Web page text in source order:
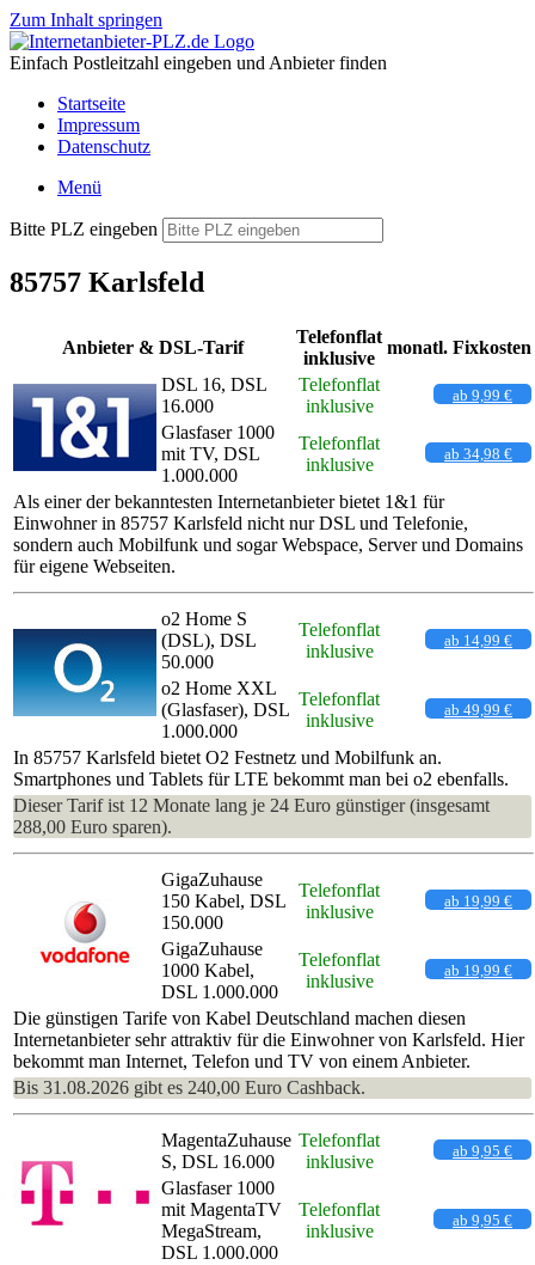
Zum Inhalt springen
Einfach Postleitzahl eingeben und Anbieter finden
Startseite
Impressum
Datenschutz
Menü
Bitte PLZ eingeben
85757 Karlsfeld
Anbieter & DSL-Tarif
Telefonflat
inklusive
monatl. Fixkosten
DSL 16, DSL
16.000
Telefonflat
inklusive
ab 9,99 €
Glasfaser 1000
mit TV, DSL
1.000.000
Telefonflat
inklusive
ab 34,98 €
Als einer der bekanntesten Internetanbieter bietet 1&1 für
Einwohner in 85757 Karlsfeld nicht nur DSL und Telefonie,
sondern auch Mobilfunk und sogar Webspace, Server und Domains
für eigene Webseiten.
o2 Home S
(DSL), DSL
50.000
Telefonflat
inklusive
ab 14,99 €
o2 Home XXL
(Glasfaser), DSL
1.000.000
Telefonflat
inklusive
ab 49,99 €
In 85757 Karlsfeld bietet O2 Festnetz und Mobilfunk an.
Smartphones und Tablets für LTE bekommt man bei o2 ebenfalls.
Dieser Tarif ist 12 Monate lang je 24 Euro günstiger (insgesamt
288,00 Euro sparen).
GigaZuhause
150 Kabel, DSL
150.000
Telefonflat
inklusive
ab 19,99 €
GigaZuhause
1000 Kabel,
DSL 1.000.000
Telefonflat
inklusive
ab 19,99 €
Die günstigen Tarife von Kabel Deutschland machen diesen
Internetanbieter sehr attraktiv für die Einwohner von Karlsfeld. Hier
bekommt man Internet, Telefon und TV von einem Anbieter.
Bis 31.08.2026 gibt es 240,00 Euro Cashback.
MagentaZuhause
S, DSL 16.000
Telefonflat
inklusive
ab 9,95 €
Glasfaser 1000
mit MagentaTV
MegaStream,
DSL 1.000.000
Telefonflat
inklusive
ab 9,95 €